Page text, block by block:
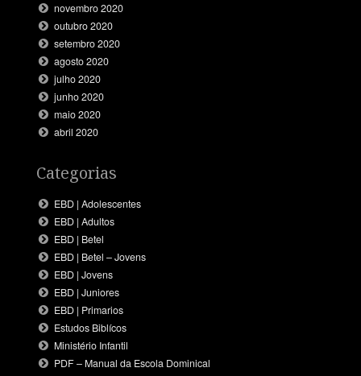
novembro 2020
outubro 2020
setembro 2020
agosto 2020
julho 2020
junho 2020
maio 2020
abril 2020
Categorias
EBD | Adolescentes
EBD | Adultos
EBD | Betel
EBD | Betel – Jovens
EBD | Jovens
EBD | Juniores
EBD | Primarios
Estudos Biblícos
Ministério Infantil
PDF – Manual da Escola Dominical